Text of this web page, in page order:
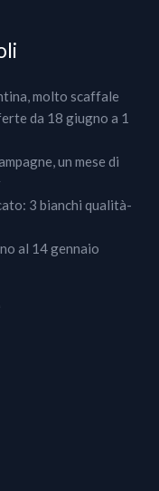
molto scaffale
da 18 giugno a 1
un mese di
3 bianchi qualità-
al 14 gennaio